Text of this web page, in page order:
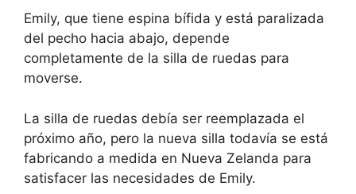
Emily, que tiene espina bífida y está paralizada
del pecho hacia abajo, depende
completamente de la silla de ruedas para
moverse.
La silla de ruedas debía ser reemplazada el
próximo año, pero la nueva silla todavía se está
fabricando a medida en Nueva Zelanda para
satisfacer las necesidades de Emily.